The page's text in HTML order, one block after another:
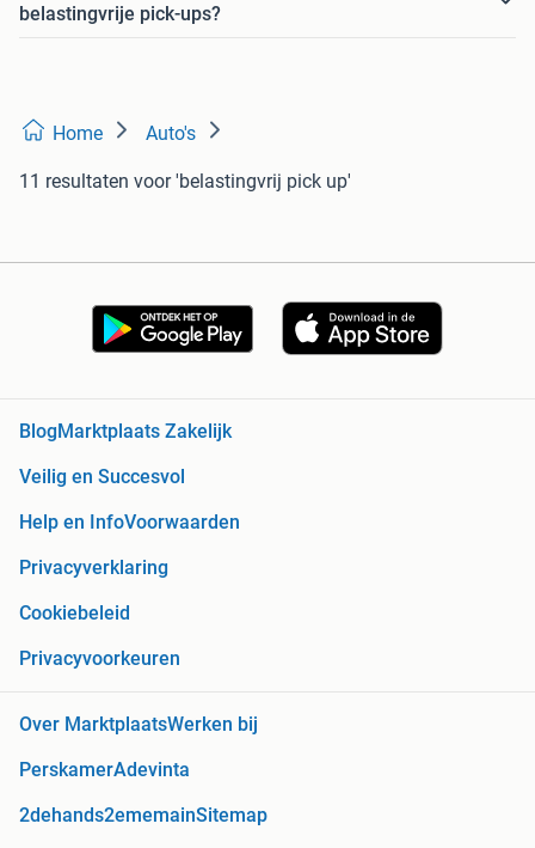
belastingvrije pick-ups?
Home Auto's
11 resultaten voor 'belastingvrij pick up'
BlogMarktplaats Zakelijk
Veilig en Succesvol
Help en InfoVoorwaarden
Privacyverklaring
Cookiebeleid
Privacyvoorkeuren
Over MarktplaatsWerken bij
PerskamerAdevinta
2dehands2ememainSitemap